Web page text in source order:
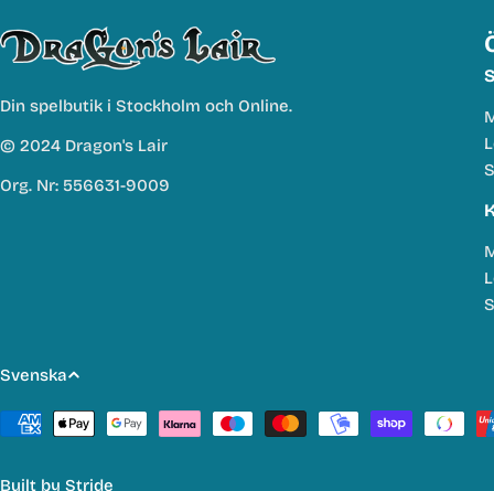
Din spelbutik i Stockholm och Online.
© 2024 Dragon's Lair
Org. Nr: 556631-9009
S
p
r
Svenska
Betalmetoder
Built by Stride